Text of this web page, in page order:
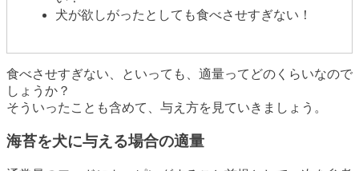
犬が欲しがったとしても食べさせすぎない！
食べさせすぎない、といっても、適量ってどのくらいなので
しょうか？
そういったことも含めて、与え方を見ていきましょう。
海苔を犬に与える場合の適量